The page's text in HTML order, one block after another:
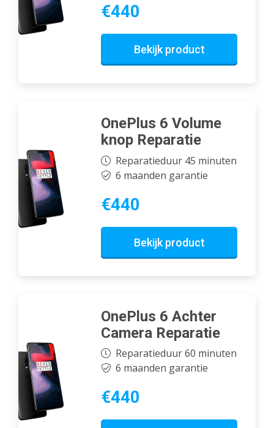
€440
Bekijk product
OnePlus 6 Volume
knop Reparatie
Reparatieduur 45 minuten
6 maanden garantie
€440
Bekijk product
OnePlus 6 Achter
Camera Reparatie
Reparatieduur 60 minuten
6 maanden garantie
€440